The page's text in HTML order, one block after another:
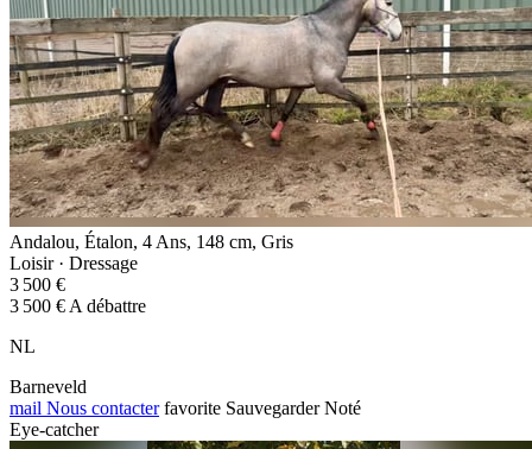
Andalou, Étalon, 4 Ans, 148 cm, Gris
Loisir · Dressage
3 500 €
3 500 € A débattre
NL
Barneveld
mail Nous contacter favorite Sauvegarder Noté
Eye-catcher